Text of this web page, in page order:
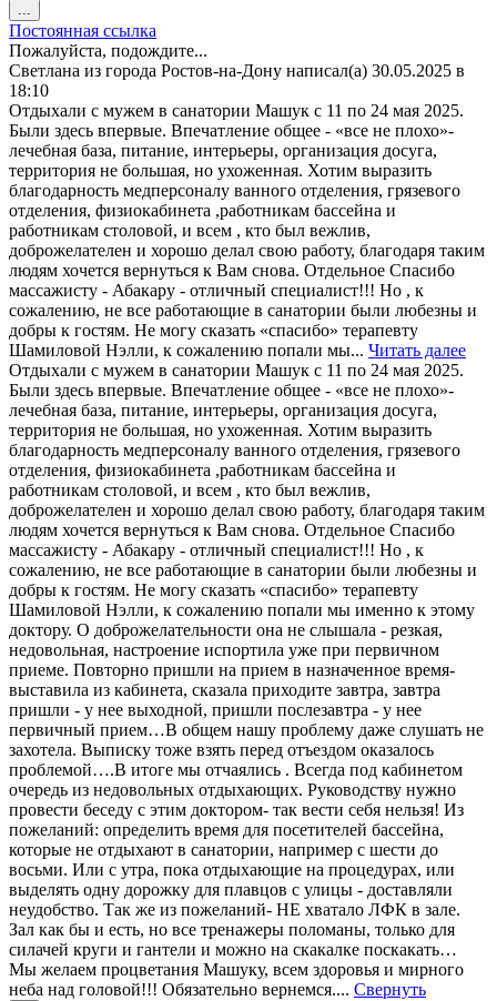
...
этот
метабокс
в
другое
состояние.
Постоянная ссылка
Пожалуйста, подождите...
Светлана из города Ростов-на-Дону написал(а) 30.05.2025 в
18:10
Отдыхали с мужем в санатории Машук с 11 по 24 мая 2025.
Были здесь впервые. Впечатление общее - «все не плохо»-
лечебная база, питание, интерьеры, организация досуга,
территория не большая, но ухоженная. Хотим выразить
благодарность медперсоналу ванного отделения, грязевого
отделения, физиокабинета ,работникам бассейна и
работникам столовой, и всем , кто был вежлив,
доброжелателен и хорошо делал свою работу, благодаря таким
людям хочется вернуться к Вам снова. Отдельное Спасибо
массажисту - Абакару - отличный специалист!!! Но , к
сожалению, не все работающие в санатории были любезны и
добры к гостям. Не могу сказать «спасибо» терапевту
Шамиловой Нэлли, к сожалению попали мы... Читать далее
Отдыхали с мужем в санатории Машук с 11 по 24 мая 2025.
Были здесь впервые. Впечатление общее - «все не плохо»-
лечебная база, питание, интерьеры, организация досуга,
территория не большая, но ухоженная. Хотим выразить
благодарность медперсоналу ванного отделения, грязевого
отделения, физиокабинета ,работникам бассейна и
работникам столовой, и всем , кто был вежлив,
доброжелателен и хорошо делал свою работу, благодаря таким
людям хочется вернуться к Вам снова. Отдельное Спасибо
массажисту - Абакару - отличный специалист!!! Но , к
сожалению, не все работающие в санатории были любезны и
добры к гостям. Не могу сказать «спасибо» терапевту
Шамиловой Нэлли, к сожалению попали мы именно к этому
доктору. О доброжелательности она не слышала - резкая,
недовольная, настроение испортила уже при первичном
приеме. Повторно пришли на прием в назначенное время-
выставила из кабинета, сказала приходите завтра, завтра
пришли - у нее выходной, пришли послезавтра - у нее
первичный прием…В общем нашу проблему даже слушать не
захотела. Выписку тоже взять перед отъездом оказалось
проблемой….В итоге мы отчаялись . Всегда под кабинетом
очередь из недовольных отдыхающих. Руководству нужно
провести беседу с этим доктором- так вести себя нельзя! Из
пожеланий: определить время для посетителей бассейна,
которые не отдыхают в санатории, например с шести до
восьми. Или с утра, пока отдыхающие на процедурах, или
выделять одну дорожку для плавцов с улицы - доставляли
неудобство. Так же из пожеланий- НЕ хватало ЛФК в зале.
Зал как бы и есть, но все тренажеры поломаны, только для
силачей круги и гантели и можно на скакалке поскакать…
Мы желаем процветания Машуку, всем здоровья и мирного
неба над головой!!! Обязательно вернемся.... Свернуть